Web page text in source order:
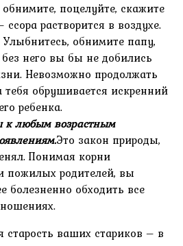
поцелуйте, скажите
растворится в воздухе.
обнимите папу,
него вы бы не добились
Невозможно продолжать
тебя обрушивается искренний
ребенка.
к любым возрастным
Это закон природы,
Понимая корни
пожилых родителей, вы
болезненно обходить все
старость ваших стариков – в